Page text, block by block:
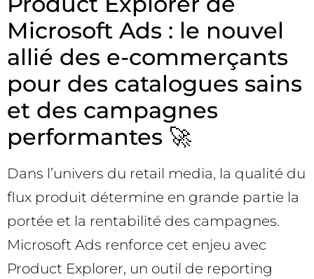
Microsoft Ads : le nouvel
allié des e-commerçants
pour des catalogues sains
et des campagnes
performantes 🚀
Dans l’univers du retail media, la qualité du
flux produit détermine en grande partie la
portée et la rentabilité des campagnes.
Microsoft Ads renforce cet enjeu avec
Product Explorer, un outil de reporting